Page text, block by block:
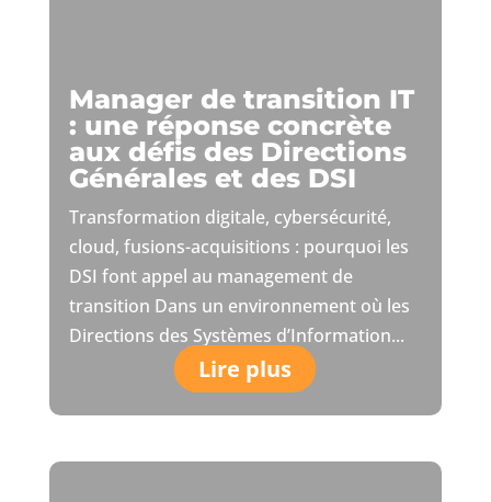
Manager de transition IT
: une réponse concrète
aux défis des Directions
Générales et des DSI
Transformation digitale, cybersécurité,
cloud, fusions-acquisitions : pourquoi les
DSI font appel au management de
transition Dans un environnement où les
Directions des Systèmes d’Information...
Lire plus